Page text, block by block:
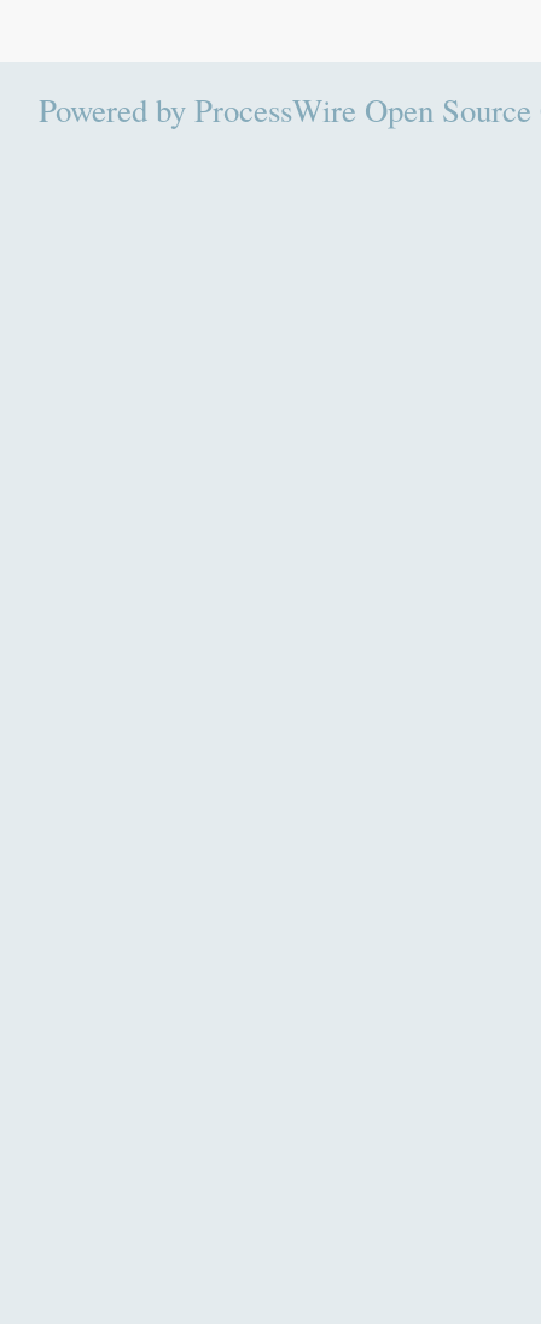
Powered byProcessWire Open